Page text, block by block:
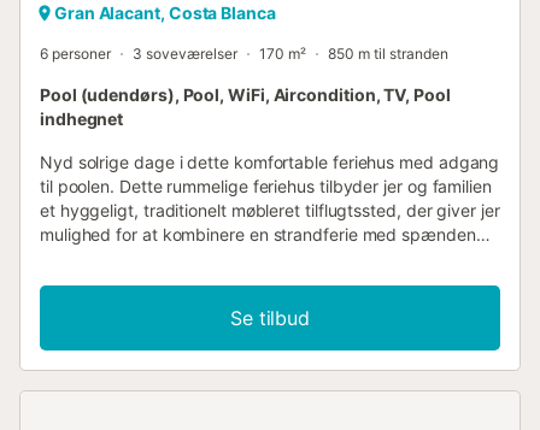
Gran Alacant, Costa Blanca
6 personer 3 soveværelser 170 m² 850 m til stranden
Pool (udendørs), Pool, WiFi, Aircondition, TV, Pool
indhegnet
Nyd solrige dage i dette komfortable feriehus med adgang
til poolen. Dette rummelige feriehus tilbyder jer og familien
et hyggeligt, traditionelt møbleret tilflugtssted, der giver jer
mulighed for at kombinere en strandferie med spændende
afslappede måltider, mens I planlægger jeres næste
aktiviteter. slå jer ned godt til rette i sofaen til hyggelige
spilleaftener eller fordyb jer i en god bog. Server jer selv
morgenmad på den diskret skyggefulde terrasse og nyd
Se tilbud